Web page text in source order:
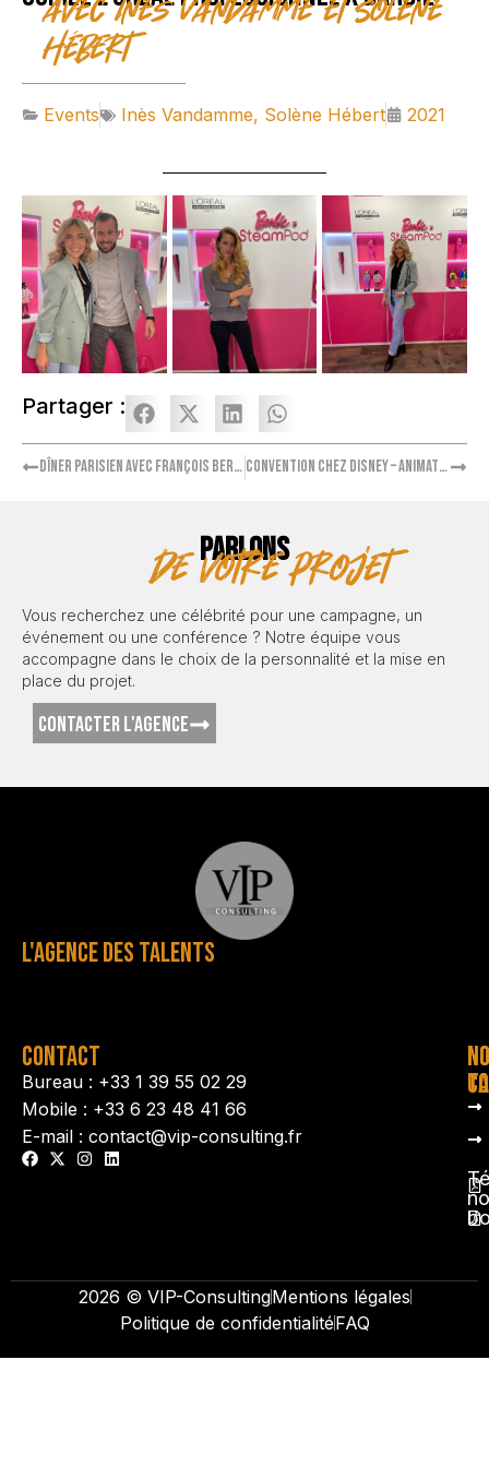
avec Inès Vandamme et Solène
Hébert
Events Inès Vandamme, Solène Hébert 2021
Partager :
Dîner parisien avec François Berléand Convention chez Disney – Animation Margot Laffite
PARLONS
de votre projet
Vous recherchez une célébrité pour une campagne, un
événement ou une conférence ? Notre équipe vous
accompagne dans le choix de la personnalité et la mise en
place du projet.
CONTACTER L'AGENCE
L'AGENCE DES TALENTS
CONTACT
Bureau : +33 1 39 55 02 29
Mobile : +33 6 23 48 41 66
E-mail : contact@vip-consulting.fr
2026 © VIP-ConsultingMentions légales
Politique de confidentialitéFAQ